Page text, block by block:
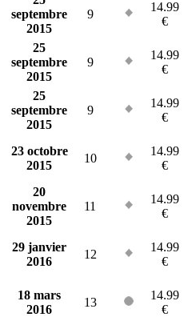
septembre
2015
9
14.99
€
25
septembre
2015
9
14.99
€
25
septembre
2015
9
14.99
€
23 octobre
2015
10
14.99
€
20
novembre
2015
11
14.99
€
29 janvier
2016
12
14.99
€
18 mars
2016
13
14.99
€